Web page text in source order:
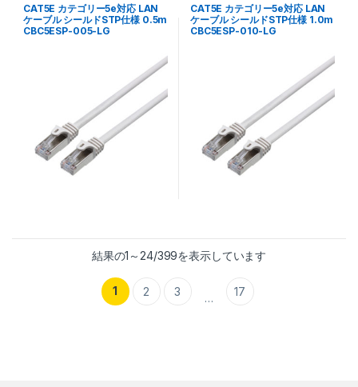
CAT5E カテゴリー5e対応 LAN
ケーブル シールドSTP仕様 0.5m
CBC5ESP-005-LG
CAT5E カテゴリー5e対応 LAN
ケーブル シールドSTP仕様 1.0m
CBC5ESP-010-LG
結果の1～24/399を表示しています
1 2 3 … 17